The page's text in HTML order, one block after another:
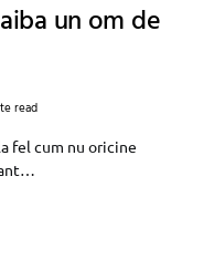
un om de
read
fel cum nu oricine